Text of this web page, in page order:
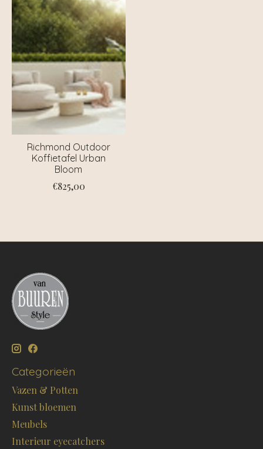
Richmond Outdoor
Koffietafel Urban
Bloom
€825,00
Categorieën
Vazen & Potten
Kunst bloemen
Meubels
Interieur eyecatchers